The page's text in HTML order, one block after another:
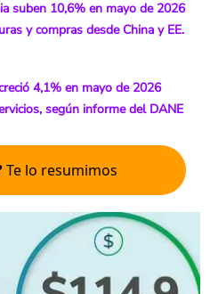
suben 10,6% en mayo de 2026
y compras desde China y EE.
4,1% en mayo de 2026
según informe del DANE
Te lo resumimos